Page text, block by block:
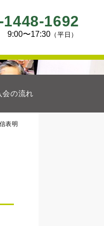
1448-1692
9:00〜17:30 （平日）
会の流れ
表明